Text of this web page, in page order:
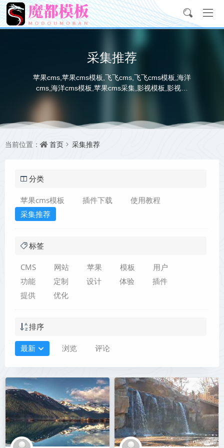
采集推荐
苹果cms,苹果cms模板,飞飞cms,飞飞cms模板,海洋
cms,海洋cms模板,苹果cms采集,影视模板,影视采
当前位置： 首页 采集推荐
分类
苹果cms模板 插件下载
使用教程
采集推荐
标签
CMS 网站 苹果 模板
用户
功能
定制 设计 体验
插件
提供
优化
排序
最新 浏览 评论